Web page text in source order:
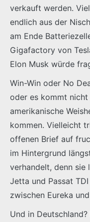
verkauft werden.
endlich aus der
am Ende
Gigafactory von
Elon Musk würde
Win-Win oder No
oder es kommt
amerikanische
kommen. Vielleicht
offenen Brief auf
im Hintergrund
verhandelt, denn sie
Jetta und Passat
zwischen Eureka
Und in